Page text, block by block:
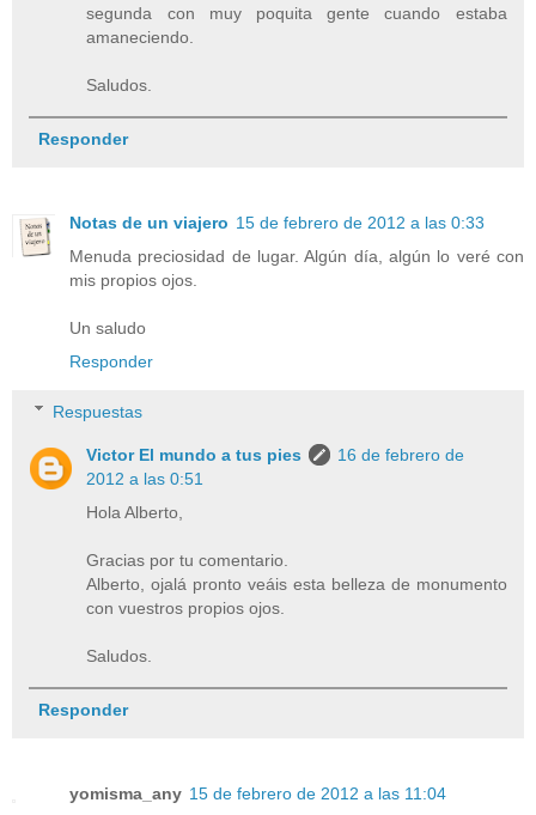
segunda con muy poquita gente cuando estaba
amaneciendo.
Saludos.
Responder
Notas de un viajero 15 de febrero de 2012 a las 0:33
Menuda preciosidad de lugar. Algún día, algún lo veré con
mis propios ojos.
Un saludo
Responder
Respuestas
Victor El mundo a tus pies
16 de febrero de
2012 a las 0:51
Hola Alberto,
Gracias por tu comentario.
Alberto, ojalá pronto veáis esta belleza de monumento
con vuestros propios ojos.
Saludos.
Responder
yomisma_any 15 de febrero de 2012 a las 11:04